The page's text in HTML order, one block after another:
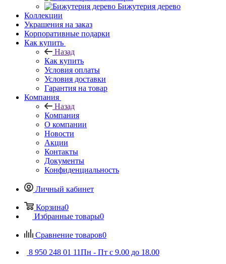
Бижутерия дерево
Коллекции
Украшения на заказ
Корпоративные подарки
Как купить
Назад
Как купить
Условия оплаты
Условия доставки
Гарантия на товар
Компания
Назад
Компания
О компании
Новости
Акции
Контакты
Документы
Конфиденциальность
Личный кабинет
Корзина0
Избранные товары0
Сравнение товаров0
8 950 248 01 11Пн - Пт с 9.00 до 18.00